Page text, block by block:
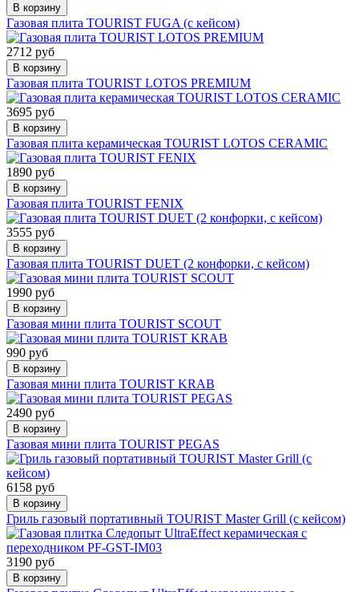
В корзину
Газовая плита TOURIST FUGA (с кейсом)
2712 руб
В корзину
Газовая плита TOURIST LOTOS PREMIUM
3695 руб
В корзину
Газовая плита керамическая TOURIST LOTOS CERAMIC
1890 руб
В корзину
Газовая плита TOURIST FENIX
3555 руб
В корзину
Газовая плита TOURIST DUET (2 конфорки, с кейсом)
1990 руб
В корзину
Газовая мини плита TOURIST SCOUT
990 руб
В корзину
Газовая мини плита TOURIST KRAB
2490 руб
В корзину
Газовая мини плита TOURIST PEGAS
6158 руб
В корзину
Гриль газовый портативный TOURIST Master Grill (с кейсом)
3190 руб
В корзину